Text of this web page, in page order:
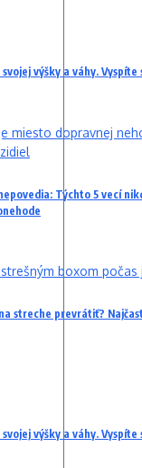
výšky a váhy. Vyspíte
Týchto 5 vecí
streche prevrátiť?
výšky a váhy. Vyspíte